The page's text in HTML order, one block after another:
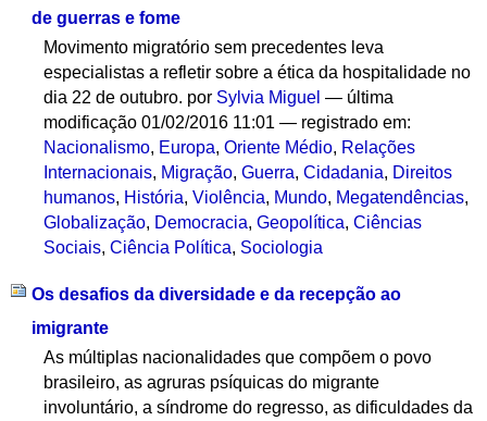
de guerras e fome
Movimento migratório sem precedentes leva
especialistas a refletir sobre a ética da hospitalidade no
dia 22 de outubro. por Sylvia Miguel — última
modificação 01/02/2016 11:01— registrado em:
Nacionalismo, Europa,Oriente Médio, Relações
Internacionais, Migração,Guerra,Cidadania, Direitos
humanos, História,Violência, Mundo, Megatendências,
Globalização, Democracia,Geopolítica,Ciências
Sociais,Ciência Política, Sociologia
Os desafios da diversidade e da recepção ao
imigrante
As múltiplas nacionalidades que compõem o povo
brasileiro, as agruras psíquicas do migrante
involuntário, a síndrome do regresso, as dificuldades da